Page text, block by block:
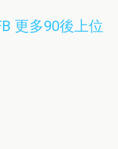
更多90後上位